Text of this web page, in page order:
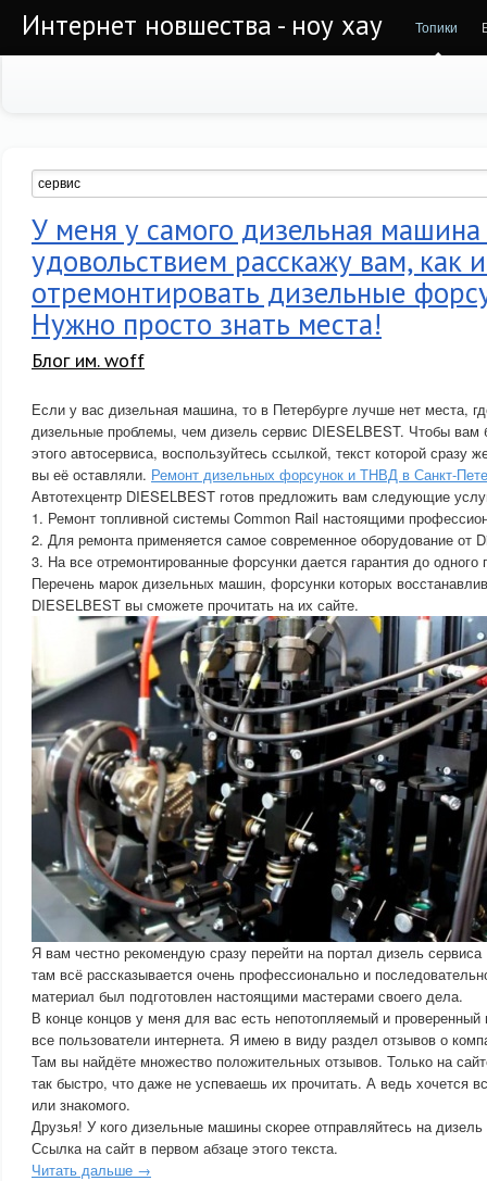
Интернет новшества - ноу хау Топики
У меня у самого дизельная машина
удовольствием расскажу вам, как
отремонтировать дизельные
Нужно просто знать места!
Блог им. woff
Если у вас дизельная машина, то в Петербурге лучше нет места,
дизельные проблемы, чем дизель сервис DIESELBEST. Чтобы вам
этого автосервиса, воспользуйтесь ссылкой, текст которой сразу
вы её оставляли. Ремонт дизельных форсунок и ТНВД в Санкт-
Автотехцентр DIESELBEST готов предложить вам следующие
1. Ремонт топливной системы Common Rail настоящими
2. Для ремонта применяется самое современное оборудование от
3. На все отремонтированные форсунки дается гарантия до одного
Перечень марок дизельных машин, форсунки которых
DIESELBEST вы сможете прочитать на их сайте.
Я вам честно рекомендую сразу перейти на портал дизель
там всё рассказывается очень профессионально и
материал был подготовлен настоящими мастерами своего дела.
В конце концов у меня для вас есть непотопляемый и
все пользователи интернета. Я имею в виду раздел отзывов о
Там вы найдёте множество положительных отзывов. Только на
так быстро, что даже не успеваешь их прочитать. А ведь хочется
или знакомого.
Друзья! У кого дизельные машины скорее отправляйтесь на
Ссылка на сайт в первом абзаце этого текста.
Читать дальше →